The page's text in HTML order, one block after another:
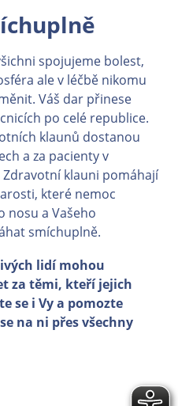
spojujeme bolest,
ale v léčbě nikomu
Váš dar přinese
po celé republice.
klaunů dostanou
a za pacienty v
Zdravotní klauni pomáhají
které nemoc
nosu a Vašeho
smíchuplně.
lidí mohou
za těmi, kteří jejich
se i Vy a pomozte
na ni přes všechny